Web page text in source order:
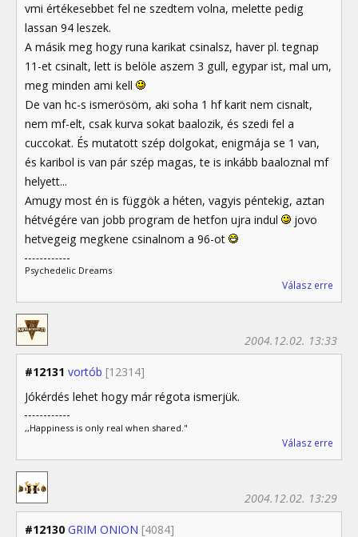
vmi értékesebbet fel ne szedtem volna, melette pedig
lassan 94 leszek.
A másik meg hogy runa karikat csinalsz, haver pl. tegnap
11-et csinalt, lett is belöle aszem 3 gull, egypar ist, mal um,
meg minden ami kell
De van hc-s ismerösöm, aki soha 1 hf karit nem cisnalt,
nem mf-elt, csak kurva sokat baalozik, és szedi fel a
cuccokat. És mutatott szép dolgokat, enigmája se 1 van,
és karibol is van pár szép magas, te is inkább baaloznal mf
helyett...
Amugy most én is függök a héten, vagyis péntekig, aztan
hétvégére van jobb program de hetfon ujra indul
jovo
hetvegeig megkene csinalnom a 96-ot
Psychedelic Dreams
Válasz erre
#12131 vortób [12314]
2004.12.02. 13:33
Jókérdés lehet hogy már régota ismerjük.
,,Happiness is only real when shared."
Válasz erre
#12130 GRIM ONION [4084]
2004.12.02. 13:29